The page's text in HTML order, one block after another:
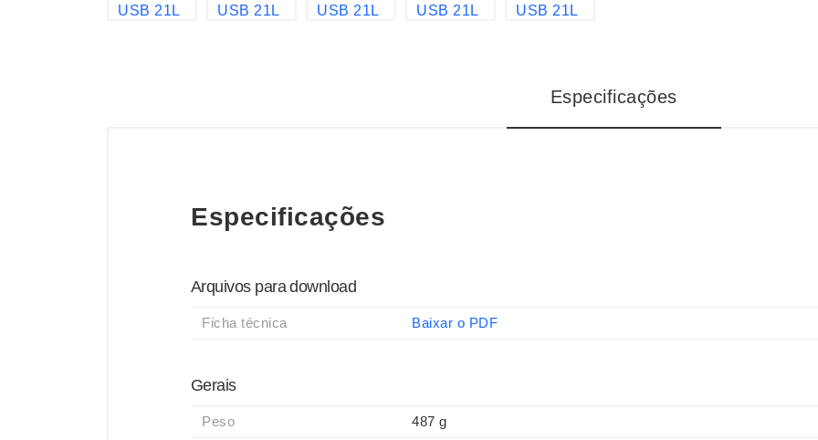
Especificações
Especificações
Arquivos para download
Ficha técnica Baixar o PDF
Gerais
Peso 487 g